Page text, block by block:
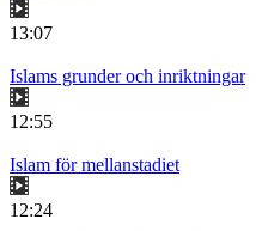
13:07
Islams grunder och inriktningar
12:55
Islam för mellanstadiet
12:24